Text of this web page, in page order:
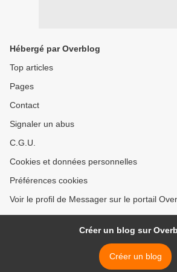
Hébergé par Overblog
Top articles
Pages
Contact
Signaler un abus
C.G.U.
Cookies et données personnelles
Préférences cookies
Voir le profil de Messager sur le portail
Créer un blog sur
Créer un blog